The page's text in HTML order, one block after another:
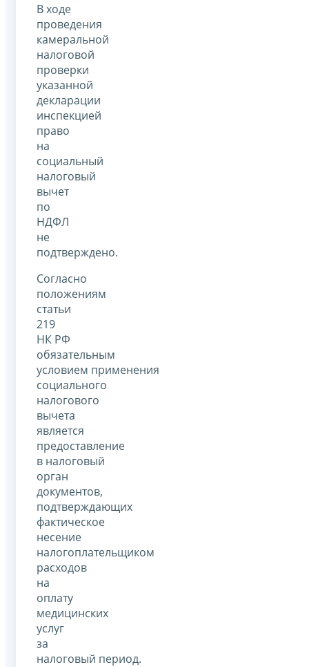
В ходе
проведения
камеральной
налоговой
проверки
указанной
декларации
инспекцией
право
на
социальный
налоговый
вычет
по
НДФЛ
не
подтверждено.
Согласно
положениям
статьи
219
НК РФ
обязательным
условием применения
социального
налогового
вычета
является
предоставление
в налоговый
орган
документов,
подтверждающих
фактическое
несение
налогоплательщиком
расходов
на
оплату
медицинских
услуг
за
налоговый период.